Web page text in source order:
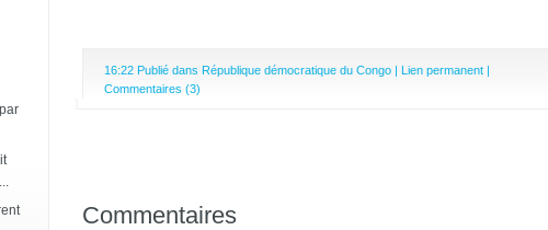
16:22 Publié dans République démocratique du Congo | Lien permanent |
Commentaires (3)
Commentaires